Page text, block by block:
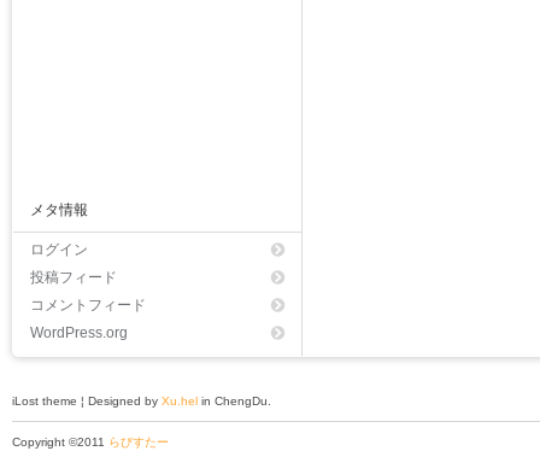
メタ情報
ログイン
投稿フィード
コメントフィード
WordPress.org
iLost theme ¦ Designed by Xu.hel in ChengDu.
Copyright ©2011 らびすたー